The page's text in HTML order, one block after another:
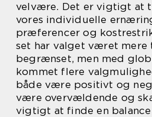
velvære. Det er vigtigt at
vores individuelle
præferencer og
set har valget været
begrænset, men med
kommet flere
både være positivt og
være overvældende og
vigtigt at finde en